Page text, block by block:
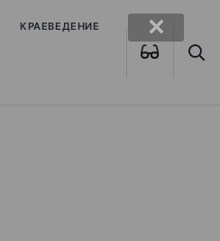
КРАЕВЕДЕНИЕ